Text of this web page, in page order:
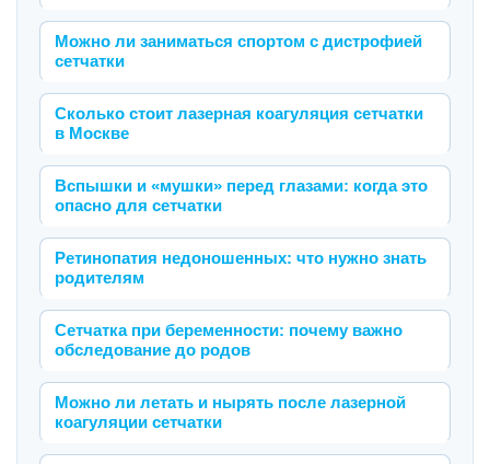
Можно ли заниматься спортом с дистрофией
сетчатки
Сколько стоит лазерная коагуляция сетчатки
в Москве
Вспышки и «мушки» перед глазами: когда это
опасно для сетчатки
Ретинопатия недоношенных: что нужно знать
родителям
Сетчатка при беременности: почему важно
обследование до родов
Можно ли летать и нырять после лазерной
коагуляции сетчатки